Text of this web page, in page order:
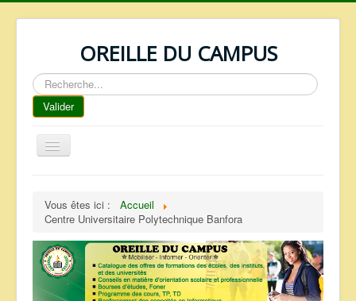
OREILLE DU CAMPUS
Rechercher
Valider
Basculer
la
REPERTOIRE
QUI SOMMES NOUS ?
NOS SERVICES
FAQ
Vous êtes ici :
Accueil
Centre Universitaire Polytechnique Banfora